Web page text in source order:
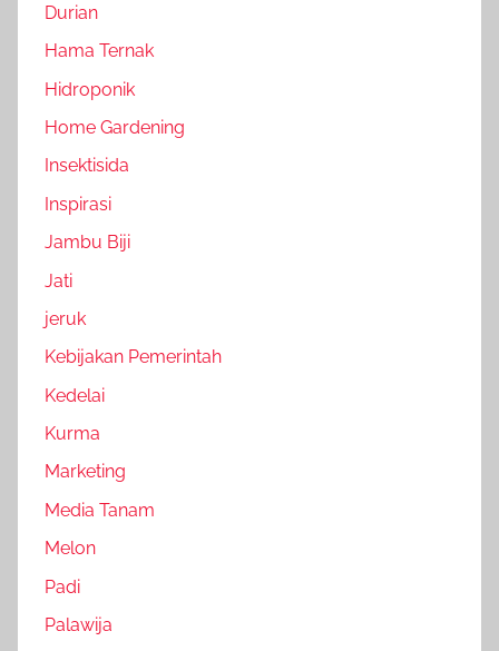
Durian
Hama Ternak
Hidroponik
Home Gardening
Insektisida
Inspirasi
Jambu Biji
Jati
jeruk
Kebijakan Pemerintah
Kedelai
Kurma
Marketing
Media Tanam
Melon
Padi
Palawija